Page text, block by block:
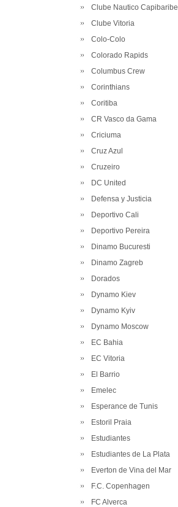
Clube Nautico Capibaribe
Clube Vitoria
Colo-Colo
Colorado Rapids
Columbus Crew
Corinthians
Coritiba
CR Vasco da Gama
Criciuma
Cruz Azul
Cruzeiro
DC United
Defensa y Justicia
Deportivo Cali
Deportivo Pereira
Dinamo Bucuresti
Dinamo Zagreb
Dorados
Dynamo Kiev
Dynamo Kyiv
Dynamo Moscow
EC Bahia
EC Vitoria
El Barrio
Emelec
Esperance de Tunis
Estoril Praia
Estudiantes
Estudiantes de La Plata
Everton de Vina del Mar
F.C. Copenhagen
FC Alverca